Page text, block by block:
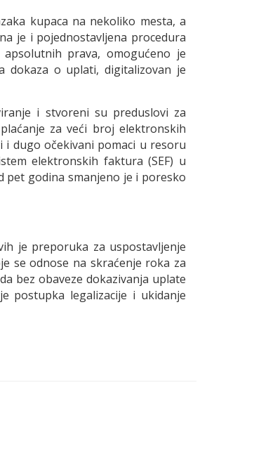
kupaca na nekoliko mesta, a
je i pojednostavljena procedura
prava, omogućeno je
dokaza o uplati, digitalizovan je
i stvoreni su preduslovi za
za veći broj elektronskih
dugo očekivani pomaci u resoru
elektronskih faktura (SEF) u
pet godina smanjeno je i poresko
je preporuka za uspostavljenje
se odnose na skraćenje roka za
bez obaveze dokazivanja uplate
postupka legalizacije i ukidanje